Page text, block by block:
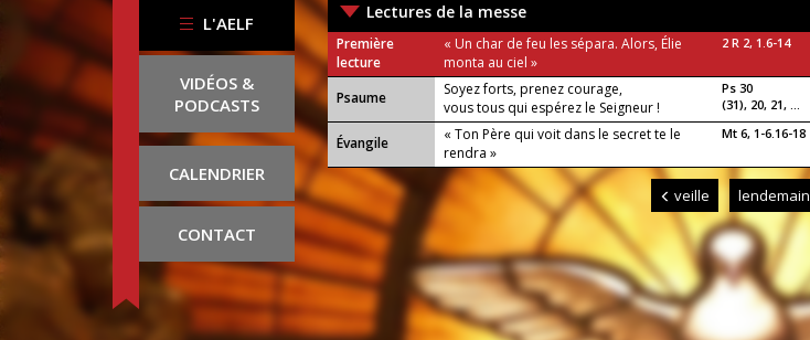
L'AELF
VIDÉOS &
PODCASTS
CALENDRIER
CONTACT
Lectures de la messe
Première
lecture
« Un char de feu les sépara. Alors, Élie
monta au ciel »
2 R 2, 1.6-14
Psaume
Soyez forts, prenez courage,
vous tous qui espérez le Seigneur !
Ps 30
(31), 20, 21, ...
Évangile
« Ton Père qui voit dans le secret te le
rendra »
Mt 6, 1-6.16-18
veille lendemain